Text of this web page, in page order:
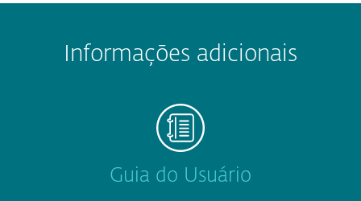
Informações adicionais
Guia do Usuário